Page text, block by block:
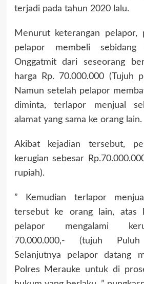
terjadi pada tahun 2020 lalu.
Menurut keterangan pelapor,
pelapor membeli
Onggatmit dari seseorang
harga Rp. 70.000.000 (Tujuh
Namun setelah pelapor
diminta, terlapor menjual
alamat yang sama ke orang lain.
Akibat kejadian tersebut,
kerugian sebesar
rupiah).
” Kemudian terlapor
tersebut ke orang lain, atas
pelapor mengalami
70.000.000,- (tujuh
Selanjutnya pelapor datang
Polres Merauke untuk di